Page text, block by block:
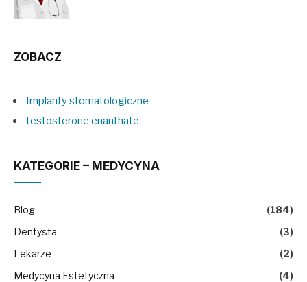
ZOBACZ
Implanty stomatologiczne
testosterone enanthate
KATEGORIE – MEDYCYNA
Blog
(184)
Dentysta
(3)
Lekarze
(2)
Medycyna Estetyczna
(4)